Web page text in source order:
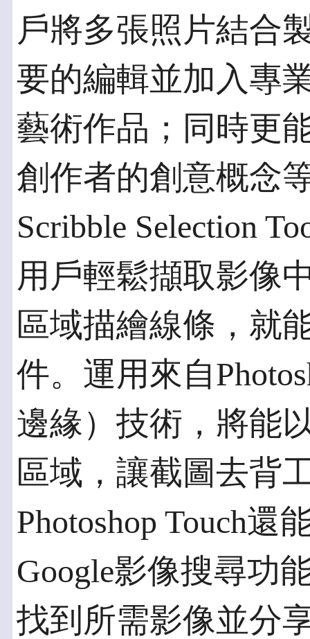
戶將多張照片結合
要的編輯並加入專
藝術作品；同時更
創作者的創意概念
Scribble Selection
用戶輕鬆擷取影像
區域描繪線條，就
件。運用來自
邊緣）技術，將能
區域，讓截圖去背
Photoshop Touch還
Google影像搜尋功
找到所需影像並分